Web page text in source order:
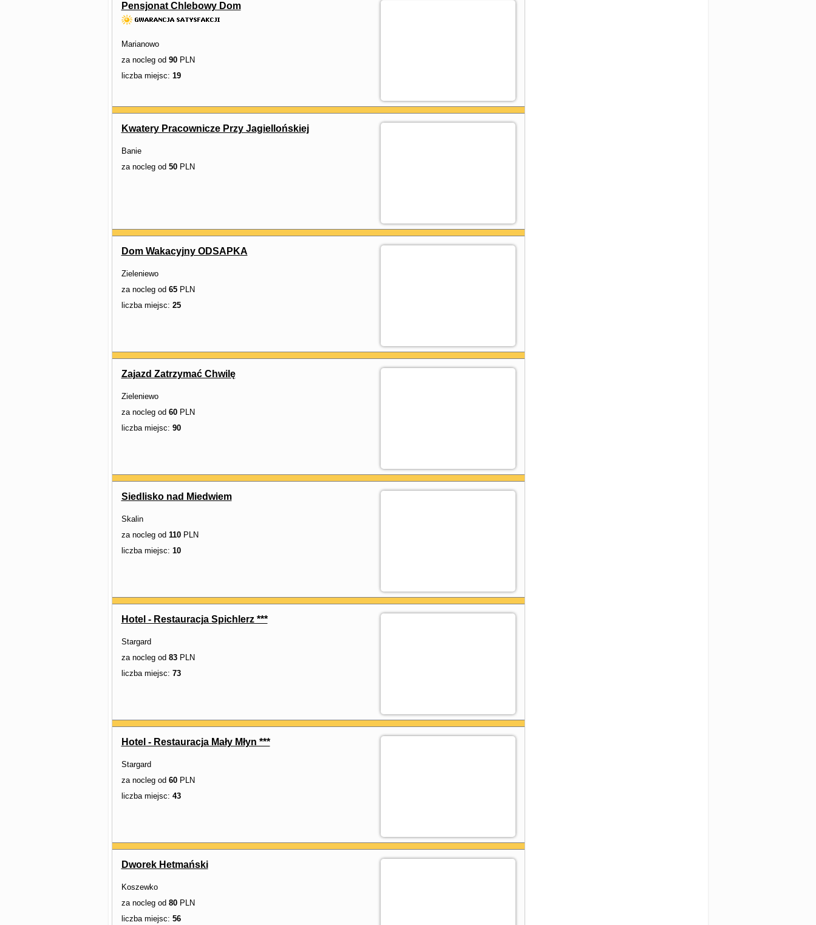
Pensjonat Chlebowy Dom
Marianowo
za nocleg od 90PLN
liczba miejsc: 19
Kwatery Pracownicze Przy Jagiellońskiej
Banie
za nocleg od 50PLN
Dom Wakacyjny ODSAPKA
Zieleniewo
za nocleg od 65PLN
liczba miejsc: 25
Zajazd Zatrzymać Chwilę
Zieleniewo
za nocleg od 60PLN
liczba miejsc: 90
Siedlisko nad Miedwiem
Skalin
za nocleg od 110PLN
liczba miejsc: 10
Hotel - Restauracja Spichlerz ***
Stargard
za nocleg od 83PLN
liczba miejsc: 73
Hotel - Restauracja Mały Młyn ***
Stargard
za nocleg od 60PLN
liczba miejsc: 43
Dworek Hetmański
Koszewko
za nocleg od 80PLN
liczba miejsc: 56